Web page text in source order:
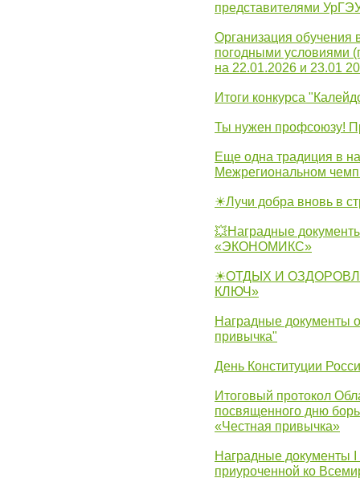
представителями
Организация обучения
погодными условиями
на 22.01.2026 и 23.01
Итоги конкурса
Ты нужен профсоюзу!
Еще одна традиция в
Межрегиональном
☀Лучи добра вновь в
💥Наградные
«ЭКОНОМИКС»
☀ОТДЫХ И
КЛЮЧ»
Наградные документы
привычка"
День Конституции
Итоговый протокол
посвященного дню
«Честная привычка»
Наградные документы
приуроченной ко